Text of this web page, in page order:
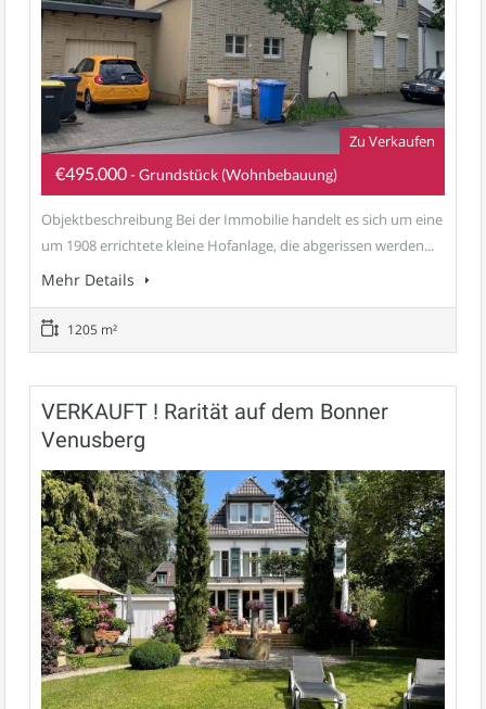
Zu Verkaufen
€495.000- Grundstück (Wohnbebauung)
Objektbeschreibung Bei der Immobilie handelt es sich um eine
um 1908 errichtete kleine Hofanlage, die abgerissen werden...
Mehr Details
1205 m²
VERKAUFT ! Rarität auf dem Bonner
Venusberg